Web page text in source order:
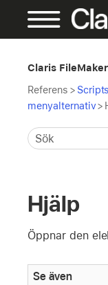
Claris
Referens >
menyalternativ>
Hjälp
Öppnar den
Se även